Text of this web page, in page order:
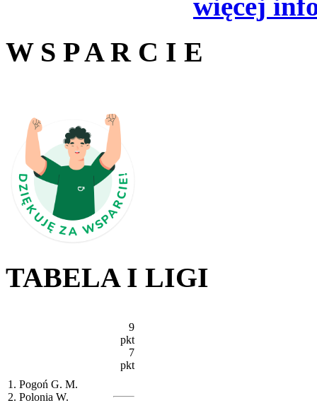
więcej
W S P A R C I E
TABELA I LIGI
1. Pogoń G. M.
2. Polonia W.
9
pkt
7
pkt